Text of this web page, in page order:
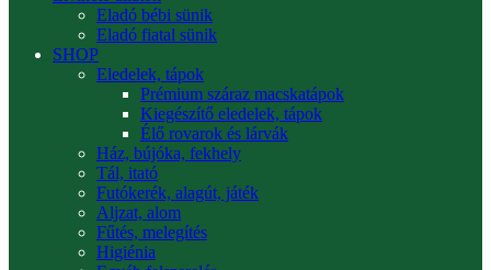
Eladó bébi sünik
Eladó fiatal sünik
SHOP
Eledelek, tápok
Prémium száraz macskatápok
Kiegészítő eledelek, tápok
Élő rovarok és lárvák
Ház, bújóka, fekhely
Tál, itató
Futókerék, alagút, játék
Aljzat, alom
Fűtés, melegítés
Higiénia